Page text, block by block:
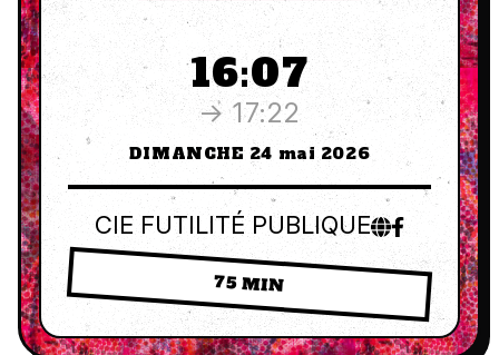
DIMANCHE 24 mai 2026
16:07
→ 17:22
CIE FUTILITÉ PUBLIQUE
75 MIN